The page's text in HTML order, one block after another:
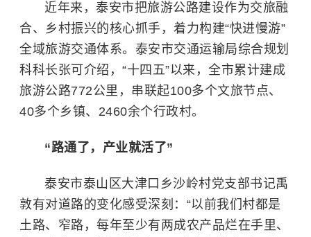
近年来，泰安市把旅游公路建设作为交旅融
合、乡村振兴的核心抓手，着力构建“快进慢游”
全域旅游交通体系。泰安市交通运输局综合规划
科科长张可介绍，“十四五”以来，全市累计建成
旅游公路772公里，串联起100多个文旅节点、
40多个乡镇、2460余个行政村。
“路通了，产业就活了”
泰安市泰山区大津口乡沙岭村党支部书记禹
敦有对道路的变化感受深刻：“以前我们村都是
土路、窄路，每年至少有两成农产品烂在手里、